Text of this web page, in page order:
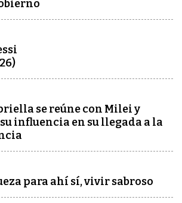
se reúne con Milei y
influencia en su llegada a la
para ahí sí, vivir sabroso